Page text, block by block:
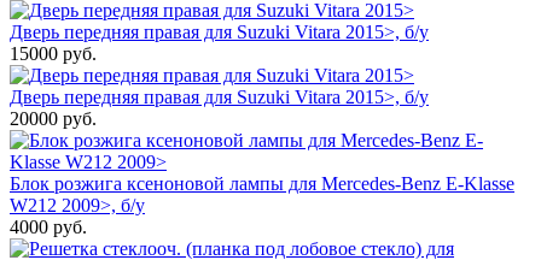
Дверь передняя правая для Suzuki Vitara 2015>, б/у
15000 руб.
Дверь передняя правая для Suzuki Vitara 2015>, б/у
20000 руб.
Блок розжига ксеноновой лампы для Mercedes-Benz E-Klasse
W212 2009>, б/у
4000 руб.